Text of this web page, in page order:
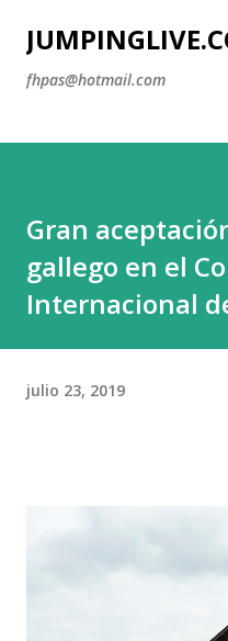
Ir al
fhpas@hotmail.com
Gran
gallego en el
Internacional
julio 23, 2019